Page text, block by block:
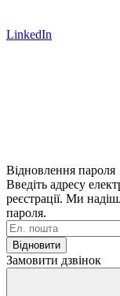
LinkedIn
Відновлення пароля
Введіть адресу
реєстрації. Ми
пароля.
Відновити
Замовити дзвінок